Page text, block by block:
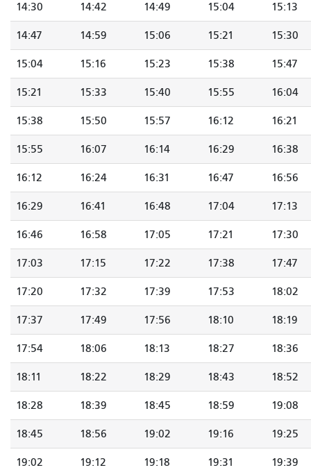
14:30 14:42 14:49 15:04 15:13
14:47 14:59 15:06 15:21 15:30
15:04 15:16 15:23 15:38 15:47
15:21 15:33 15:40 15:55 16:04
15:38 15:50 15:57 16:12 16:21
15:55 16:07 16:14 16:29 16:38
16:12 16:24 16:31 16:47 16:56
16:29 16:41 16:48 17:04 17:13
16:46 16:58 17:05 17:21 17:30
17:03 17:15 17:22 17:38 17:47
17:20 17:32 17:39 17:53 18:02
17:37 17:49 17:56 18:10 18:19
17:54 18:06 18:13 18:27 18:36
18:11 18:22 18:29 18:43 18:52
18:28 18:39 18:45 18:59 19:08
18:45 18:56 19:02 19:16 19:25
19:02 19:12 19:18 19:31 19:39